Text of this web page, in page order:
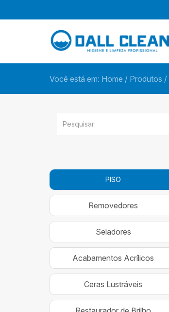
Você está em: Home / Produtos /
PISO
Removedores
Seladores
Acabamentos Acrílicos
Ceras Lustráveis